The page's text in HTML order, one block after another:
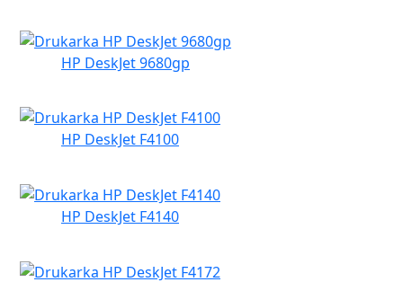
HP DeskJet 9680gp
HP DeskJet F4100
HP DeskJet F4140